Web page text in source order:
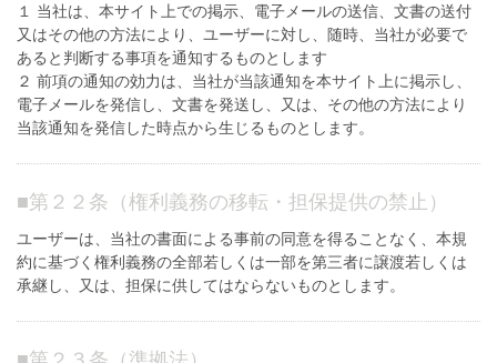
１ 当社は、本サイト上での掲示、電子メールの送信、文書の送付
又はその他の方法により、ユーザーに対し、随時、当社が必要で
あると判断する事項を通知するものとします
２ 前項の通知の効力は、当社が当該通知を本サイト上に掲示し、
電子メールを発信し、文書を発送し、又は、その他の方法により
当該通知を発信した時点から生じるものとします。
■第２２条（権利義務の移転・担保提供の禁止）
ユーザーは、当社の書面による事前の同意を得ることなく、本規
約に基づく権利義務の全部若しくは一部を第三者に譲渡若しくは
承継し、又は、担保に供してはならないものとします。